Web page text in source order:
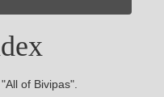
of Bivipas".